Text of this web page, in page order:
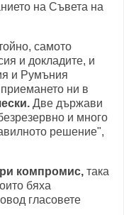
на Съвета на
самото
и докладите, и
и Румъния
ни в
Две държави
и много
решение",
компромис, така
бяха
гласовете